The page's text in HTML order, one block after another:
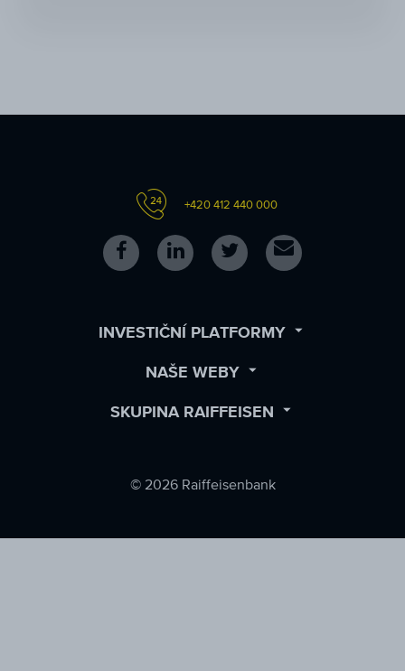
+420 412 440 000
Follow
us
Facebook
Follow
us
LinkedIn
Follow
us
Twitter
Kontakt
INVESTIČNÍ PLATFORMY OPEN
NAŠE WEBY OPEN
SKUPINA RAIFFEISEN OPEN
© 2026 Raiffeisenbank